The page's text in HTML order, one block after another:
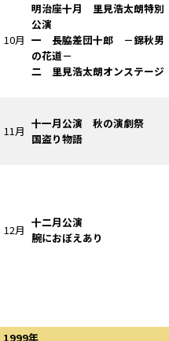
10月
明治座十月 里見浩太朗特別
公演
一 長脇差団十郎 －錦秋男
の花道－
二 里見浩太朗オンステージ
11月
十一月公演 秋の演劇祭
国盗り物語
12月
十二月公演
腕におぼえあり
1999年